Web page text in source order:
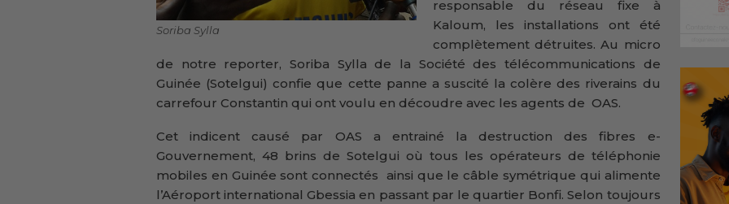
Soriba Sylla
responsable du réseau fixe à
Kaloum, les installations ont été
complètement détruites. Au micro
de notre reporter, Soriba Sylla de la Société des télécommunications de
Guinée (Sotelgui) confie que cette panne a suscité la colère des riverains du
carrefour Constantin qui ont voulu en découdre avec les agents de OAS.
Cet indicent causé par OAS a entrainé la destruction des fibres e-
Gouvernement, 48 brins de Sotelgui où tous les opérateurs de téléphonie
mobiles en Guinée sont connectés ainsi que le câble symétrique qui alimente
l’Aéroport international Gbessia en passant par le quartier Bonfi. Selon toujours